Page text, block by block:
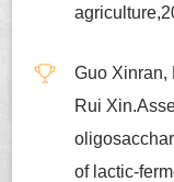
Guo Xinran,
Rui
of lactic-